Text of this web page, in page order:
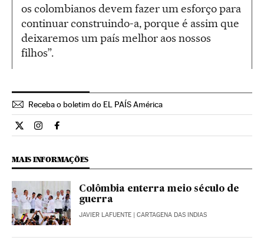
os colombianos devem fazer um esforço para
continuar construindo-a, porque é assim que
deixaremos um país melhor aos nossos
filhos”.
Receba o boletim do EL PAÍS América
Internacional El País Brasil en Twitter
Internacional El País Brasil en Instagram
Internacional El País Brasil en Facebook
MAIS INFORMAÇÕES
Colômbia enterra meio século de
guerra
JAVIER LAFUENTE | CARTAGENA DAS INDIAS